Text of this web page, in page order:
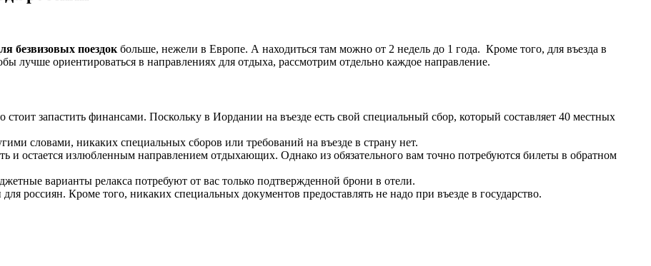
безвизовых поездок больше, нежели в Европе. А находиться там можно от 2 недель до 1 года. Кроме того, для въезда в
лучше ориентироваться в направлениях для отдыха, рассмотрим отдельно каждое направление.
стоит запастить финансами. Поскольку в Иордании на въезде есть свой специальный сбор, который составляет 40 местных
словами, никаких специальных сборов или требований на въезде в страну нет.
и остается излюбленным направлением отдыхающих. Однако из обязательного вам точно потребуются билеты в обратном
варианты релакса потребуют от вас только подтвержденной брони в отели.
россиян. Кроме того, никаких специальных документов предоставлять не надо при въезде в государство.